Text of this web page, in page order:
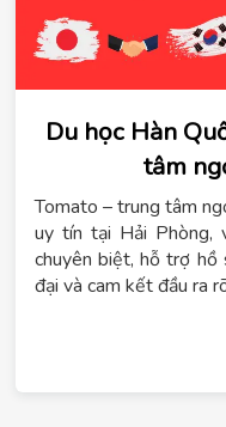
Du học Hàn
tâm
Tomato – trung tâm
uy tín tại Hải Phòng,
chuyên biệt, hỗ trợ hồ
đại và cam kết đầu ra